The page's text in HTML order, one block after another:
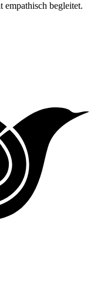
begleitet.